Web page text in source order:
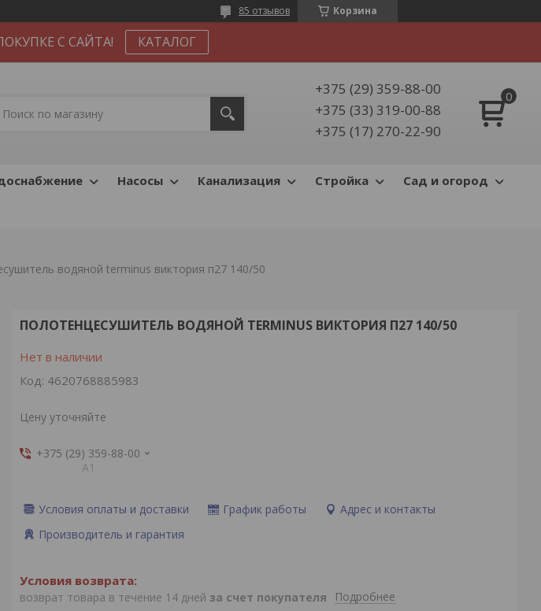
Корзина
85 отзывов
С САЙТА! КАТАЛОГ
+375 (29) 359-88-00
+375 (33) 319-00-88
+375 (17) 270-22-90
Насосы Канализация Стройка
Сад и огород
водяной terminus виктория п27 140/50
ПОЛОТЕНЦЕСУШИТЕЛЬ ВОДЯНОЙ TERMINUS ВИКТОРИЯ П27 140/50
Нет в наличии
Код: 4620768885983
Цену уточняйте
+375 (29) 359-88-00
А1
Условия оплаты и доставки График работы
Адрес и контакты
Производитель и гарантия
возврат товара в течение 14 дней за счет покупателя Подробнее